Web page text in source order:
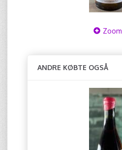
Zoom
ANDRE KØBTE OGSÅ